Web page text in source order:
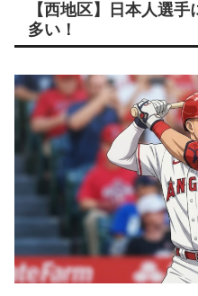
【西地区】日本人選
多い！